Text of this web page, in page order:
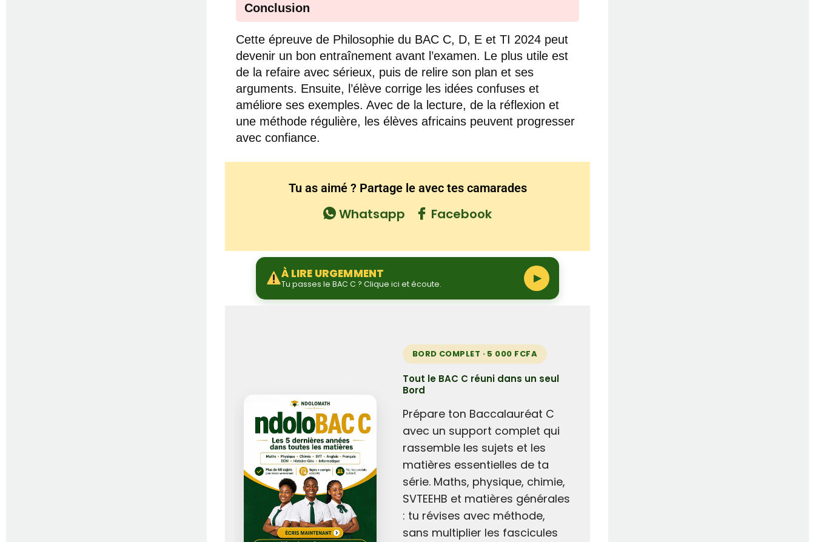
Conclusion
Cette épreuve de Philosophie du BAC C, D, E et TI 2024 peut
devenir un bon entraînement avant l’examen. Le plus utile est
de la refaire avec sérieux, puis de relire son plan et ses
arguments. Ensuite, l’élève corrige les idées confuses et
améliore ses exemples. Avec de la lecture, de la réflexion et
une méthode régulière, les élèves africains peuvent progresser
avec confiance.
Tu as aimé ? Partage le avec tes camarades
Whatsapp Facebook
À LIRE URGEMMENT
Tu passes le BAC C ? Clique ici et écoute. ▶
BORD COMPLET · 5 000 FCFA
Tout le BAC C réuni dans un seul
Bord
Prépare ton Baccalauréat C
avec un support complet qui
rassemble les sujets et les
matières essentielles de ta
série. Maths, physique, chimie,
SVTEEHB et matières générales
: tu révises avec méthode,
sans multiplier les fascicules